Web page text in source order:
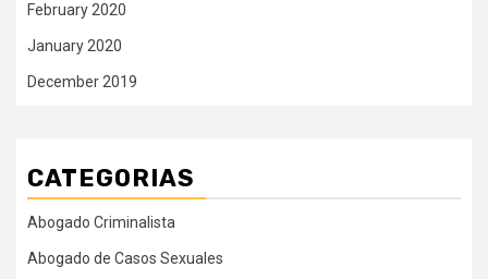
February 2020
January 2020
December 2019
CATEGORIAS
Abogado Criminalista
Abogado de Casos Sexuales